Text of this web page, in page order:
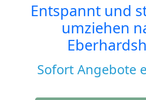
Entspannt und
umziehen
Sofort Angebote